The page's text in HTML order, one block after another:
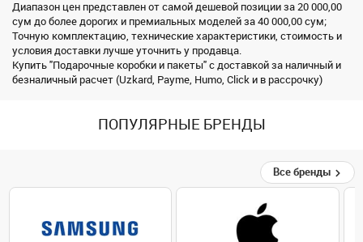
Диапазон цен представлен от самой дешевой позиции за 20 000,00
сум до более дорогих и премиальных моделей за 40 000,00 сум;
Точную комплектацию, технические характеристики, стоимость и
условия доставки лучше уточнить у продавца.
Купить "Подарочные коробки и пакеты" с доставкой за наличный и
безналичный расчет (Uzkard, Payme, Humo, Click и в рассрочку)
ПОПУЛЯРНЫЕ БРЕНДЫ
Все бренды